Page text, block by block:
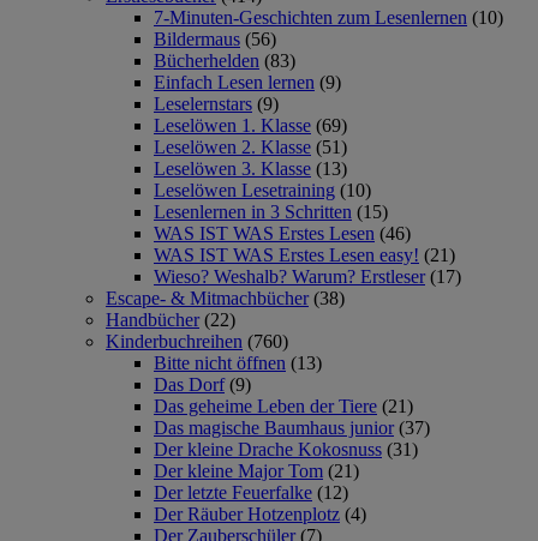
7-Minuten-Geschichten zum Lesenlernen (10)
Bildermaus (56)
Bücherhelden (83)
Einfach Lesen lernen (9)
Leselernstars (9)
Leselöwen 1. Klasse (69)
Leselöwen 2. Klasse (51)
Leselöwen 3. Klasse (13)
Leselöwen Lesetraining (10)
Lesenlernen in 3 Schritten (15)
WAS IST WAS Erstes Lesen (46)
WAS IST WAS Erstes Lesen easy! (21)
Wieso? Weshalb? Warum? Erstleser (17)
Escape- & Mitmachbücher (38)
Handbücher (22)
Kinderbuchreihen (760)
Bitte nicht öffnen (13)
Das Dorf (9)
Das geheime Leben der Tiere (21)
Das magische Baumhaus junior (37)
Der kleine Drache Kokosnuss (31)
Der kleine Major Tom (21)
Der letzte Feuerfalke (12)
Der Räuber Hotzenplotz (4)
Der Zauberschüler (7)